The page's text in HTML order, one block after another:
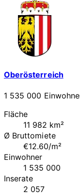
Oberösterreich
1 535 000
Fläche
11 982 km²
Ø Bruttomiete
€12.60/m²
Einwohner
1 535 000
Inserate
2 057